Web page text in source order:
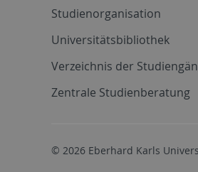
Studienorganisation
Universitätsbibliothek
Verzeichnis der
Zentrale Studienberatung
© 2026 Eberhard Karls